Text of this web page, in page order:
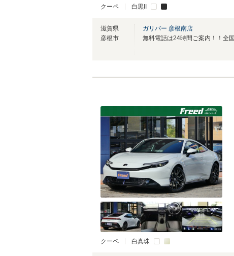
クーペ 白黒II
滋賀県
彦根市
ガリバー 彦根南店
クーペ 白真珠